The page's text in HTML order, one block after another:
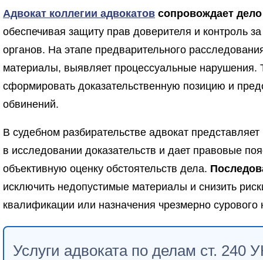
Адвокат коллегии адвокатов сопровождает
обеспечивая защиту прав доверителя и контроль
органов. На этапе предварительного
материалы, выявляет процессуальные нарушения.
сформировать доказательственную позицию и
обвинений.
В судебном разбирательстве адвокат
в исследовании доказательств и дает правовые
объективную оценку обстоятельств дела.
исключить недопустимые материалы и снизить
квалификации или назначения чрезмерно сурового
Услуги адвоката по делам ст. 240